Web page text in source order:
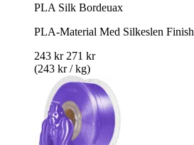
PLA Silk Bordeuax
PLA-Material Med Silkeslen Finish
243 kr 271 kr
(243 kr / kg)